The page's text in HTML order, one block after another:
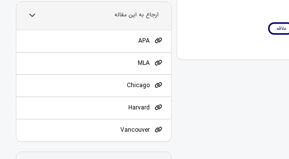
علاقه.
ارجاع به این مقاله